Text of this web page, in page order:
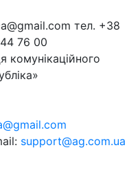
тел. +38
76 00
комунікаційного
support@ag.com.ua